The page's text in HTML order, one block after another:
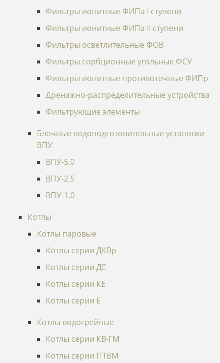
Фильтры ионитные ФИПа I ступени
Фильтры ионитные ФИПа II ступени
Фильтры осветлительные ФОВ
Фильтры сорбционные угольные ФСУ
Фильтры ионитные противоточные ФИПр
Дренажно-распределительные устройства
Фильтрующие элементы
Блочные водоподготовительные установки
ВПУ
ВПУ-5,0
ВПУ-2,5
ВПУ-1,0
Котлы
Котлы паровые
Котлы серии ДКВр
Котлы серии ДЕ
Котлы серии КЕ
Котлы серии Е
Котлы водогрейные
Котлы серии КВ-ГМ
Котлы серии ПТВМ